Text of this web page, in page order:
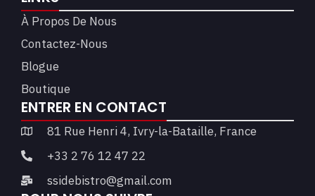
À Propos De Nous
Contactez-Nous
Blogue
Boutique
ENTRER EN CONTACT
81 Rue Henri 4, Ivry-la-Bataille, France
+33 2 76 12 47 22
ssidebistro@gmail.com